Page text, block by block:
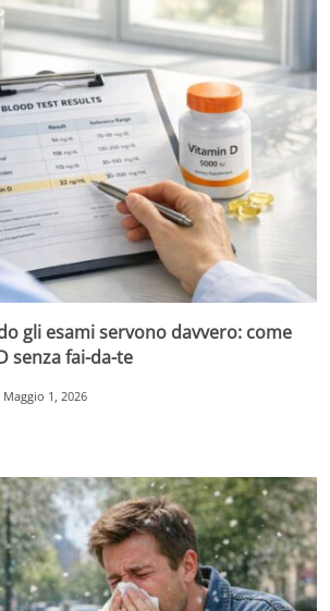
gli esami servono davvero: come
senza fai-da-te
Maggio 1, 2026